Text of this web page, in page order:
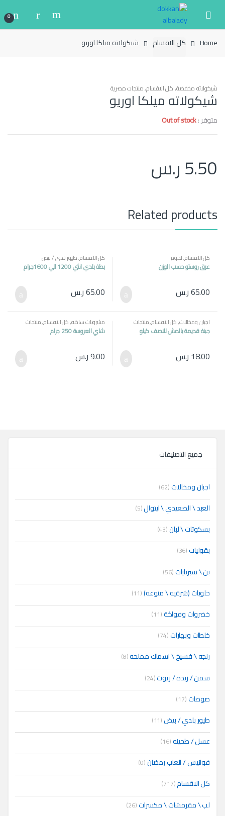
navigation
content
0
Home كل الاقسام شيكولاته ميلكا اوريو
شيكولاته مخفضة,كل الاقسام,منتجات مصرية
شيكولاته ميلكا اوريو
متوفر :Out of stock
5.50ر.س
Related products
كل الاقسام,لحوم
عرق روستو حسب الوزن
65.00ر.س
كل الاقسام,طيور بلدي / بيض
بطة بلدي انثي 1200 الي 1600جرام
65.00ر.س
اجبان ومخللات,كل الاقسام,منتجات
مصرية
جبنة قديمة بالمش للنصف كيلو
18.00 ر.س
مشروبات ساخنه,كل الاقسام,منتجات
مصرية
شاي العروسة 250 جرام
9.00ر.س
جميع التصنيفات
اجبان ومخللات(62)
العبد \ الصعيدي \ ايتوال(5)
بسكوتات \ لبان(43)
بقوليات(36)
بن \ سبرتايات(56)
حلويات (شرقيه \ منوعه)(11)
خضروات وفواكة(11)
خلطات وبهارات(74)
رنجه \ فسيخ \ اسماك مملحه(8)
سمن / زبده / زيوت(24)
صوصات(17)
طيور بلدي / بيض(11)
عسل / طحينه(16)
فوانيس / العاب رمضان(0)
كل الاقسام(717)
لب \ مقرمشات \ مكسرات(26)